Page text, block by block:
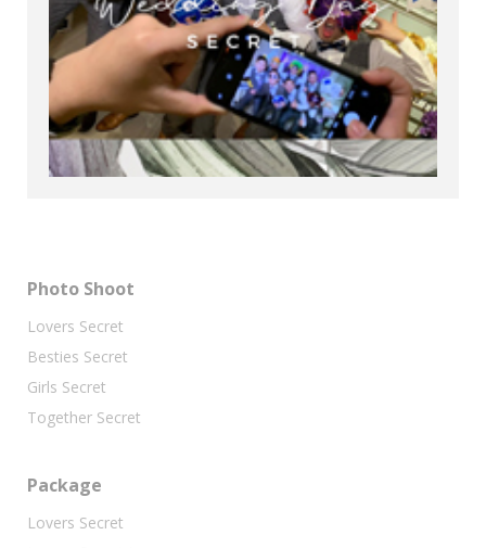
Photo Shoot
Lovers Secret
Besties Secret
Girls Secret
Together Secret
Package
Lovers Secret